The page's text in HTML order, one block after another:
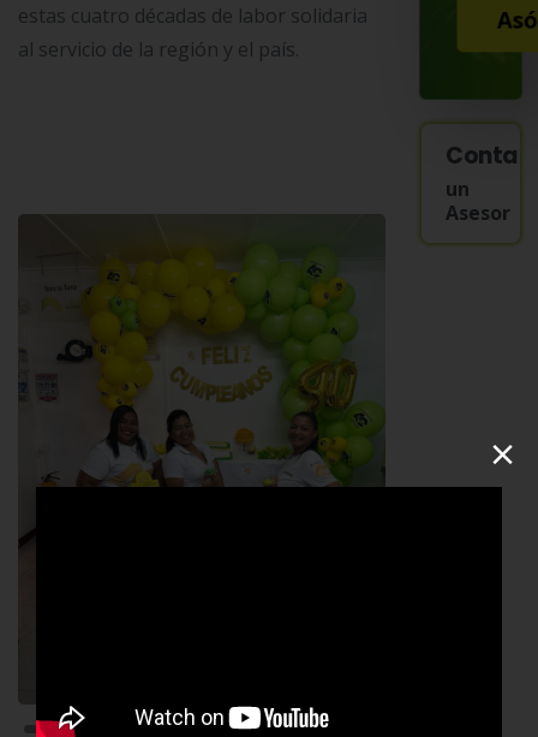
estas cuatro décadas de labor solidaria
al servicio de la región y el país.
un
Asesor
×